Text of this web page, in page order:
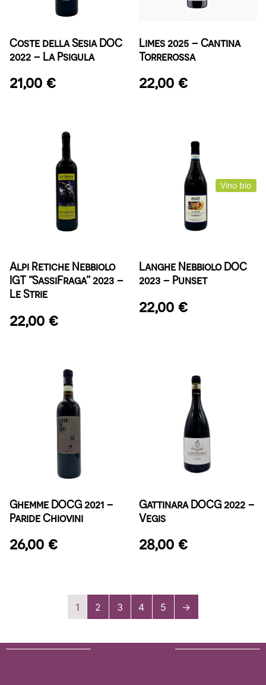
Coste della Sesia DOC
2022 – La Psigula
21,00 €
Limes 2025 – Cantina
Torrerossa
22,00 €
Alpi Retiche Nebbiolo
IGT “SassiFraga” 2023 –
Le Strie
22,00 €
Vino bio
Langhe Nebbiolo DOC
2023 – Punset
22,00 €
Ghemme DOCG 2021 –
Paride Chiovini
26,00 €
Gattinara DOCG 2022 –
Vegis
28,00 €
1 2 3 4 5 →